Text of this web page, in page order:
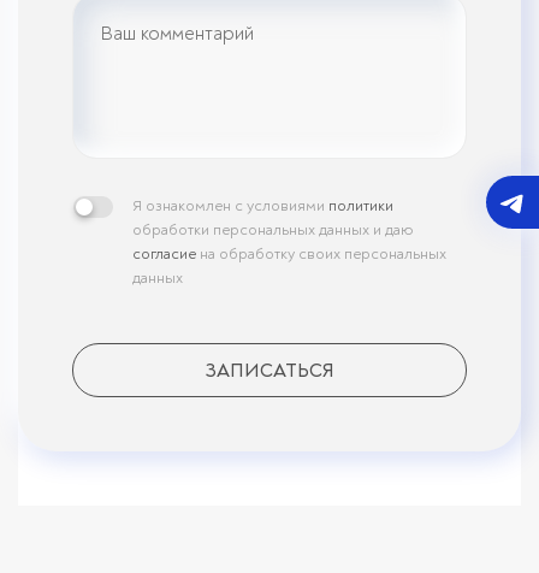
Я ознакомлен с условиями политики
обработки персональных данных и даю
согласие на обработку своих персональных
данных
ЗАПИСАТЬСЯ